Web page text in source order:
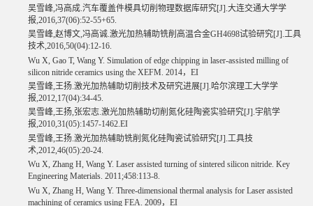
吴雪峰 冯高成 汽车覆盖件模具切削物理数据库研究[J]. 大连交通大学学
报 ,2016,37(06):52-55+65.
吴雪峰,赵博文,冯高诚.激光加热辅助铣削高温合金GH4698试验研究[J].工具
技术,2016,50(04):12-16.
Wu X, Gao T, Wang Y. Simulation of edge chipping in laser-assisted milling of
silicon nitride ceramics using the XEFM. 2014， EI
吴雪峰,王扬.激光加热辅助切削技术及研究进展[J].哈尔滨理工大学学
报,2012,17(04):34-45.
吴雪峰,王扬,张宏志.激光加热辅助切削氮化硅陶瓷实验研究[J].宇航学
报,2010,31(05):1457-1462.EI
吴雪峰 王扬 激光加热辅助铣削氮化硅陶瓷试验研究[J]. 工具技
术 ,2012,46(05):20-24.
Wu X, Zhang H, Wang Y. Laser assisted turning of sintered silicon nitride. Key
Engineering Materials. 2011;458:113-8.
Wu X, Zhang H, Wang Y. Three-dimensional thermal analysis for Laser assisted
machining of ceramics using FEA. 2009， EI